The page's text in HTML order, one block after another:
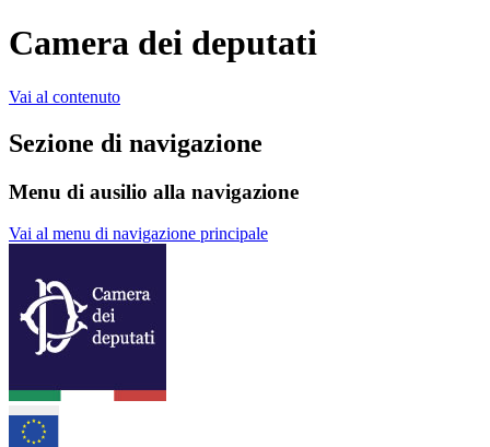
Camera dei deputati
Vai al contenuto
Sezione di navigazione
Menu di ausilio alla navigazione
Vai al menu di navigazione principale